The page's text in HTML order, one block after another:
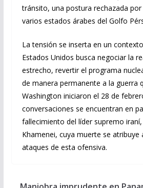
tránsito, una postura rechazada por
varios estados árabes del Golfo
La tensión se inserta en un
Estados Unidos busca negociar la
estrecho, revertir el programa
de manera permanente a la guerra
Washington iniciaron el 28 de
conversaciones se encuentran en
fallecimiento del líder supremo
Khamenei, cuya muerte se atribuye
ataques de esta ofensiva.